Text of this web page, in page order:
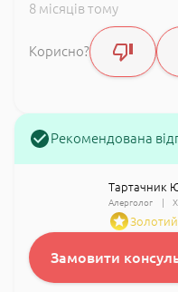
8 місяців тому
Корисно?
Рекомендована
Тартачник
Алерголог
Золотий
Замовити